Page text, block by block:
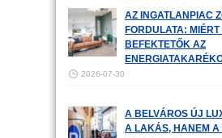
AZ INGATLANPIAC
FORDULATA:
BEFEKTETŐK AZ
2026-07-30
A BELVÁROS ÚJ
A LAKÁS, HANEM A